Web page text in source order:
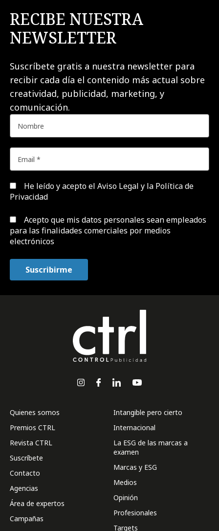
RECIBE NUESTRA
NEWSLETTER
Suscríbete gratis a nuestra newsletter para
recibir cada día el contenido más actual sobre
creatividad, publicidad, marketing, y
comunicación.
He leído y acepto el Aviso Legal y la Política de
Privacidad
Acepto que mis datos personales sean empleados
para las finalidades comerciales por medios
electrónicos
Quienes somos
Premios CTRL
Revista CTRL
Suscríbete
Contacto
Agencias
Área de expertos
Campañas
Intangible pero cierto
Internacional
La ESG de las marcas a
examen
Marcas y ESG
Medios
Opinión
Profesionales
Targets